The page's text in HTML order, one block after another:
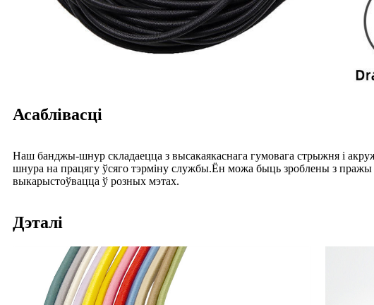
Асаблівасці
Наш банджы-шнур складаецца з высакаякаснага гумовага стрыжня і
шнура на працягу ўсяго тэрміну службы.Ён можа быць зроблены з пражы
выкарыстоўвацца ў розных мэтах.
Дэталі